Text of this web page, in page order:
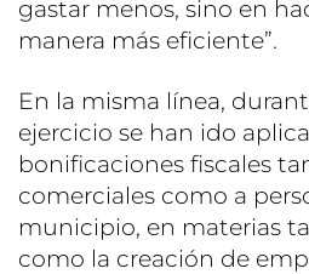
gastar menos, sino en
manera más eficiente”.
En la misma línea,
ejercicio se han ido
bonificaciones fiscales
comerciales como a
municipio, en materias
como la creación de